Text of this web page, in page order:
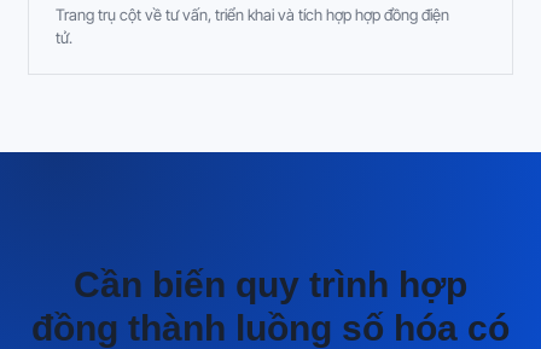
Trang trụ cột về tư vấn, triển khai và tích hợp hợp đồng điện
tử.
Cần biến quy trình hợp
đồng thành luồng số hóa có